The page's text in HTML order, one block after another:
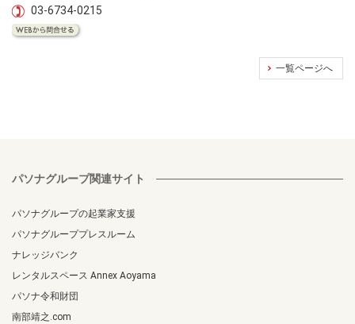
03-6734-0215
一覧ページへ
パソナグループ関連サイト
パソナグループの起業家支援
パソナグループプレスルーム
ナレッジバンク
レンタルスペース Annex Aoyama
パソナ令和財団
南部靖之.com